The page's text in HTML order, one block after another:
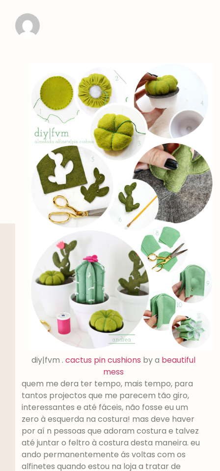
diy|fvm .cactus pin cushions by a beautiful
mess
quem me dera ter tempo, mais tempo, para
tantos projectos que me parecem tão giro,
interessantes e até fáceis, não fosse eu um
zero à esquerda na costura! mas deve haver
por aí n pessoas que adoram costura e talvez
até juntar o feltro à costura desta maneira. eu
ando permanentemente ás voltas com os
alfinetes quando estou na loja a tratar de